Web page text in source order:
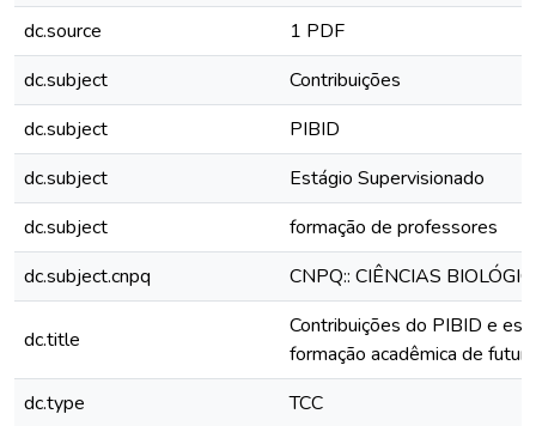
dc.source
1 PDF
dc.subject
Contribuições
dc.subject
PIBID
dc.subject
Estágio Supervisionado
dc.subject
formação de professores
dc.subject.cnpq
CNPQ:: CIÊNCIAS
dc.title
Contribuições do PIBID e
formação acadêmica de
dc.type
TCC